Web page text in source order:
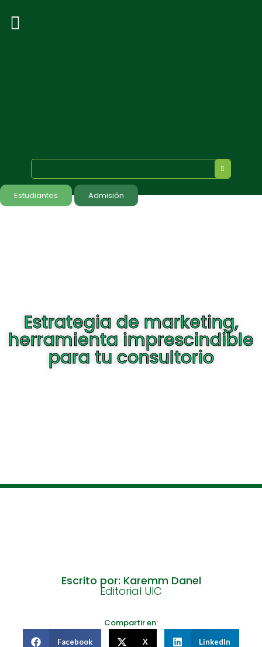
Estudiantes Admisión
Estrategia de marketing,
herramienta imprescindible
para tu consultorio
Escrito por: Karemm Danel
Editorial UIC
Compartir en:
Facebook X LinkedIn